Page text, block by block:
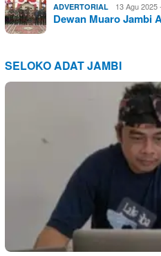
ADVERTORIAL 13 Agu 2025
Dewan Muaro Jambi
SELOKO ADAT JAMBI